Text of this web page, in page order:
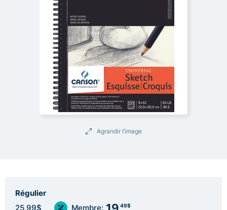
Agrandir l’image
Régulier
25,99$ Membre: 49$